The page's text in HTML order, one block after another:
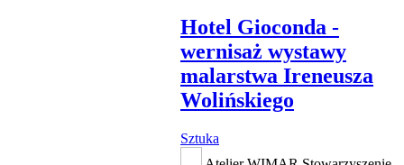
Hotel Gioconda -
wernisaż wystawy
malarstwa Ireneusza
Wolińskiego
Sztuka